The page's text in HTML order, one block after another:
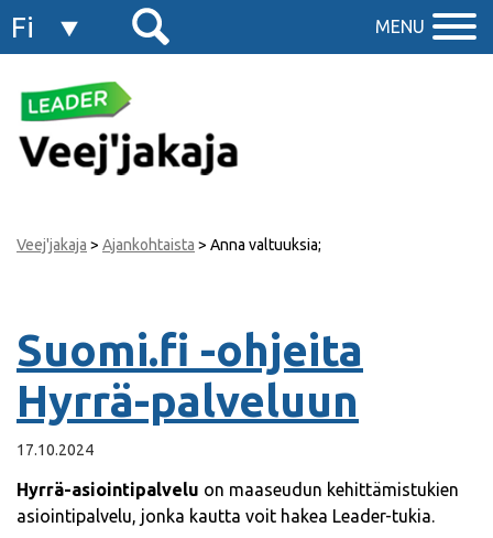
Fi
MENU
Veej'jakaja > Ajankohtaista > Anna valtuuksia;
Suomi.fi -ohjeita
Hyrrä-palveluun
17.10.2024
Hyrrä-asiointipalvelu on maaseudun kehittämistukien
asiointipalvelu, jonka kautta voit hakea Leader-tukia.